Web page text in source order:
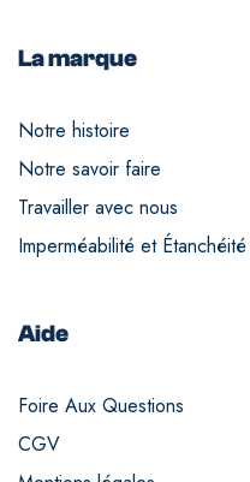
La marque
Notre histoire
Notre savoir faire
Travailler avec nous
Imperméabilité et Étanchéité
Aide
Foire Aux Questions
CGV